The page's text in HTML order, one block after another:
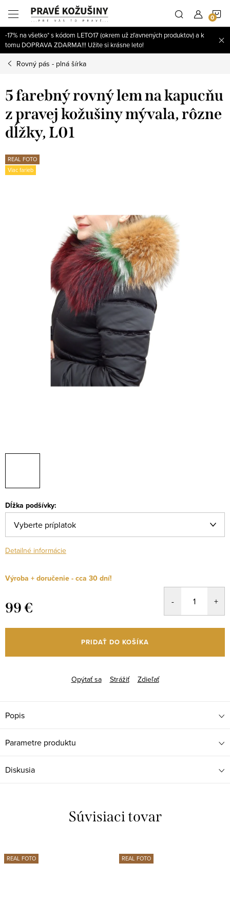
obsah
-17% na všetko* s kódom LETO17 (okrem už zľavnených produktov) a k
tomu DOPRAVA ZDARMA!!! Užite si krásne leto!
Rovný pás - plná šírka
5 farebný rovný lem na kapucňu
z pravej kožušiny mývala, rôzne
dĺžky, L01
REAL FOTO
Viac farieb
Dĺžka podšívky:
Detailné informácie
Výroba + doručenie - cca 30 dní!
99 €
cena:
PRIDAŤ DO KOŠÍKA
Opýtať sa Strážiť Zdieľať
Popis
Parametre produktu
Diskusia
Súvisiaci tovar
REAL FOTO REAL FOTO